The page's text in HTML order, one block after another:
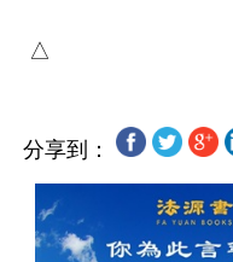
分享到：